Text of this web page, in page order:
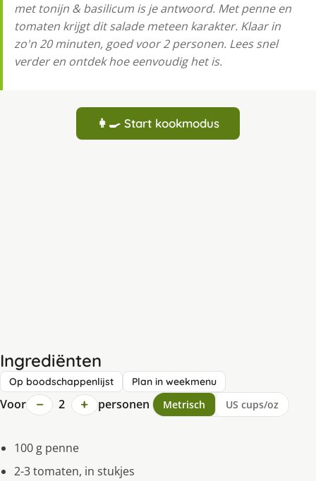
met tonijn & basilicum is je antwoord. Met penne en
tomaten krijgt dit salade meteen karakter. Klaar in
zo'n 20 minuten, goed voor 2 personen. Lees snel
verder en ontdek hoe eenvoudig het is.
👩‍🍳 Start kookmodus
Ingrediënten
Op boodschappenlijst Plan in weekmenu
Voor − 2 + personen Metrisch US cups/oz
100 g penne
2-3 tomaten, in stukjes